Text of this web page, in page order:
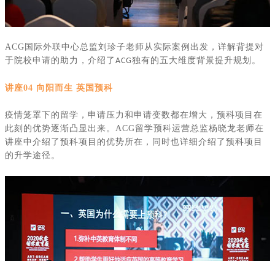
ACG 国际外联中心总监刘珍子老师从实际案例出发，详解背提对
于院校申请的助力，介绍了 ACG独有的五大维度背景提升规划。
讲座04 向阳而生 英国预科
疫情笼罩下的留学，申请压力和申请变数都在增大，预科项目在
此刻的优势逐渐凸显出来。 ACG留学预科运营总监杨晓龙老师在
讲座中介绍了预科项目的优势所在，同时也详细介绍了预科项目
的升学途径。